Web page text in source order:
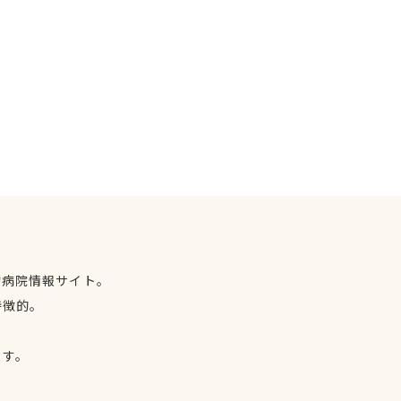
院情報サイト。
的。
。